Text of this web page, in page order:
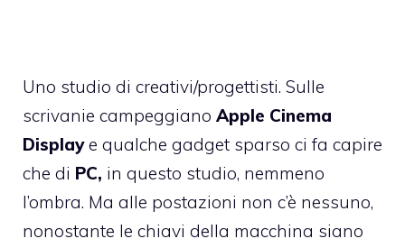
Uno studio di creativi/progettisti. Sulle
scrivanie campeggiano Apple Cinema
Displaye qualche gadget sparso ci fa capire
che di PC, in questo studio, nemmeno
l’ombra. Ma alle postazioni non c’è nessuno,
nonostante le chiavi della macchina siano